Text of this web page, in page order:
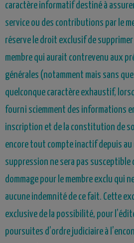
caractère informatif destiné à
service ou des contributions par le
réserve le droit exclusif de
membre qui aurait contrevenu aux
générales (notamment mais sans
quelconque caractère exhaustif,
fourni sciemment des informations
inscription et de la constitution de
encore tout compte inactif depuis au
suppression ne sera pas
dommage pour le membre exclu qui
aucune indemnité de ce fait. Cette
exclusive de la possibilité, pour
poursuites d’ordre judiciaire à